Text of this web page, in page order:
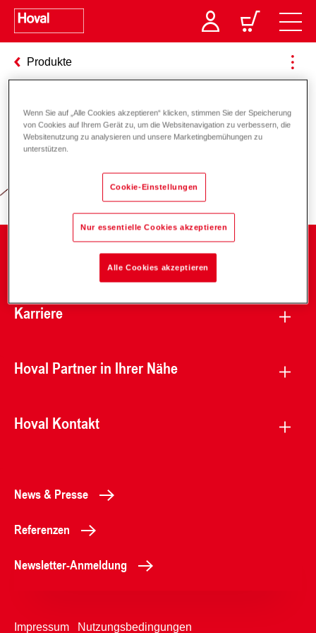
Produkte
Verantwortung für Energie und
Karriere
Hoval Partner in Ihrer Nähe
Hoval Kontakt
News & Presse
Referenzen
Newsletter-Anmeldung
Impressum Nutzungsbedingungen
Wenn Sie auf „Alle Cookies akzeptieren“ klicken, stimmen Sie der Speicherung
von Cookies auf Ihrem Gerät zu, um die Websitenavigation zu verbessern, die
Websitenutzung zu analysieren und unsere Marketingbemühungen zu
unterstützen.
Cookie-Einstellungen
Nur essentielle Cookies akzeptieren
Alle Cookies akzeptieren